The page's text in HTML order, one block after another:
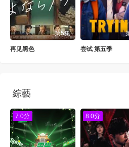
第5集
再见黑色 尝试 第五季
綜藝
7.0分 8.0分